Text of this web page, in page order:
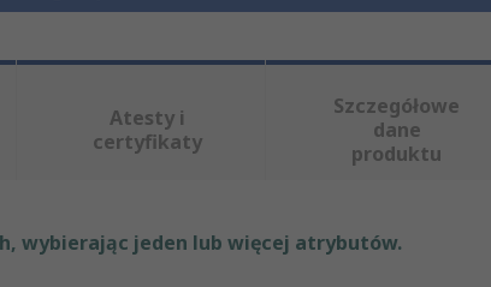
Atesty i
certyfikaty
Szczegółowe
dane
produktu
wybierając jeden lub więcej atrybutów.